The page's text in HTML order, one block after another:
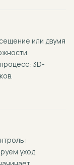
или двумя
3D-
уход,